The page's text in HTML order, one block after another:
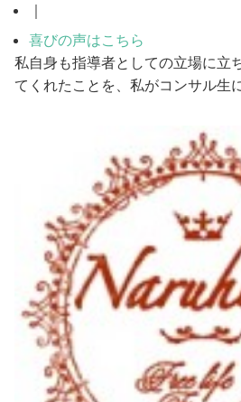
｜
喜びの声はこちら
私自身も指導者としての立場に立
てくれたことを、私がコンサル生